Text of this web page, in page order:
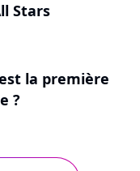
Stars
la première
?